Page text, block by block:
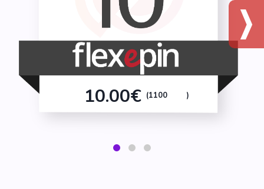
10.00€ (1100 )